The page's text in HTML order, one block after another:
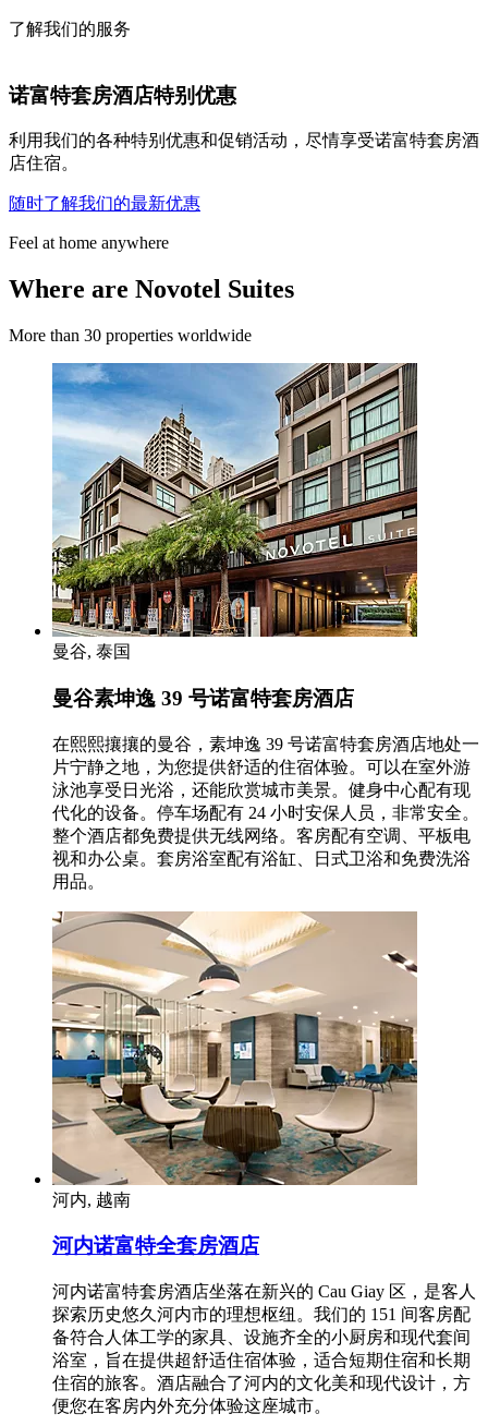
了解我们的服务
诺富特套房酒店特别优惠
利用我们的各种特别优惠和促销活动，尽情享受诺富特套房酒
店住宿。
随时了解我们的最新优惠
Feel at home anywhere
Where are Novotel Suites
More than 30 properties worldwide
曼谷, 泰国
曼谷素坤逸 39 号诺富特套房酒店
在熙熙攘攘的曼谷，素坤逸 39 号诺富特套房酒店地处一
片宁静之地，为您提供舒适的住宿体验。可以在室外游
泳池享受日光浴，还能欣赏城市美景。健身中心配有现
代化的设备。停车场配有 24 小时安保人员，非常安全。
整个酒店都免费提供无线网络。客房配有空调、平板电
视和办公桌。套房浴室配有浴缸、日式卫浴和免费洗浴
用品。
河内, 越南
河内诺富特全套房酒店
河内诺富特套房酒店坐落在新兴的 Cau Giay 区，是客人
探索历史悠久河内市的理想枢纽。我们的 151 间客房配
备符合人体工学的家具、设施齐全的小厨房和现代套间
浴室，旨在提供超舒适住宿体验，适合短期住宿和长期
住宿的旅客。酒店融合了河内的文化美和现代设计，方
便您在客房内外充分体验这座城市。